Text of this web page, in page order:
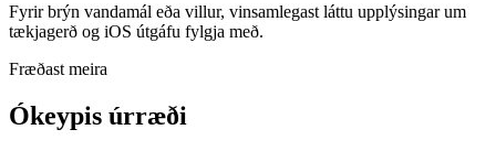
Fyrir brýn vandamál eða villur, vinsamlegast láttu upplýsingar um
tækjagerð og iOS útgáfu fylgja með.
Fræðast meira
Ókeypis úrræði